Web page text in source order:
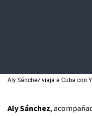
Aly Sánchez viaja a Cuba con
Aly Sánchez,